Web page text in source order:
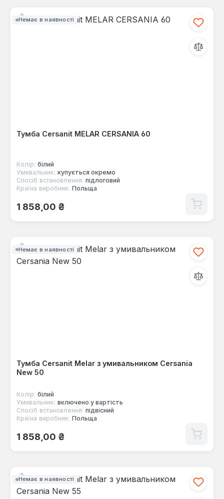
Немає в наявності
Тумба Cersanit MELAR CERSANIA 60
Колір: білий
Умивальник: купується окремо
Спосіб встановлення: підлоговий
Країна виробник: Польща
Звичайна ціна:
1 858,00 ₴
Немає в наявності
Тумба Cersanit Melar з умивальником Cersania
New 50
Колір: білий
Умивальник: включено у вартість
Спосіб встановлення: підвісний
Країна виробник: Польща
Звичайна ціна:
1 858,00 ₴
Немає в наявності